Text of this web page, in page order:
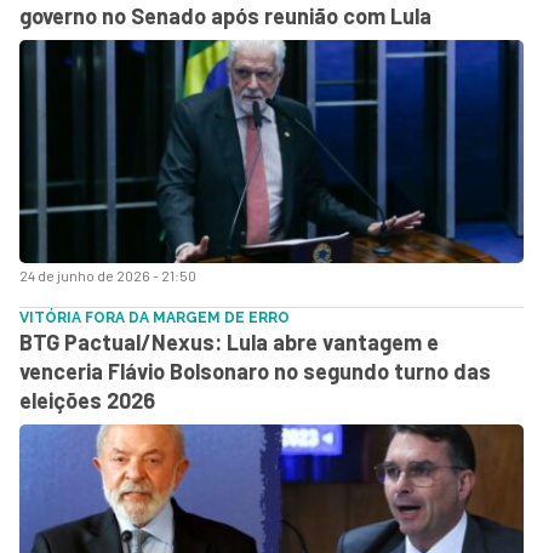
24 de junho de 2026 - 21:50
governo no Senado após reunião com Lula
VITÓRIA FORA DA MARGEM DE ERRO
BTG Pactual/Nexus: Lula abre vantagem e
venceria Flávio Bolsonaro no segundo turno das
eleições 2026